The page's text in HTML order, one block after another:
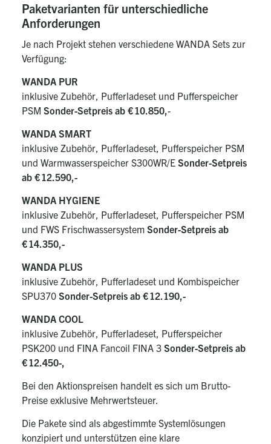
Paketvarianten für unterschiedliche
Anforderungen
Je nach Projekt stehen verschiedene WANDA Sets zur
Verfügung:
WANDA PUR
inklusive Zubehör, Pufferladeset und Pufferspeicher
PSM Sonder-Setpreis ab € 10.850,-
WANDA SMART
inklusive Zubehör, Pufferladeset, Pufferspeicher PSM
und Warmwasserspeicher S300WR/E Sonder-Setpreis
ab € 12.590,-
WANDA HYGIENE
inklusive Zubehör, Pufferladeset, Pufferspeicher PSM
und FWS Frischwassersystem Sonder-Setpreis ab
€ 14.350,-
WANDA PLUS
inklusive Zubehör, Pufferladeset und Kombispeicher
SPU370 Sonder-Setpreis ab € 12.190,-
WANDA COOL
inklusive Zubehör, Pufferladeset, Pufferspeicher
PSK200 und FINA Fancoil FINA 3 Sonder-Setpreis ab
€ 12.450-,
Bei den Aktionspreisen handelt es sich um Brutto-
Preise exklusive Mehrwertsteuer.
Die Pakete sind als abgestimmte Systemlösungen
konzipiert und unterstützen eine klare